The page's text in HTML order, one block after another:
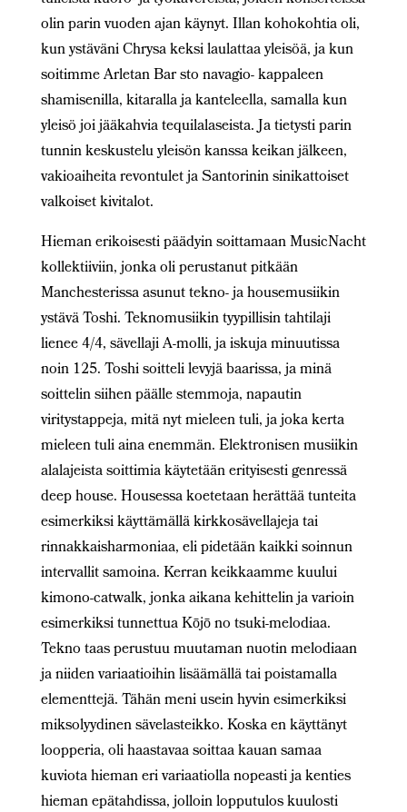
olin parin vuoden ajan käynyt. Illan kohokohtia oli,
kun ystäväni Chrysa keksi laulattaa yleisöä, ja kun
soitimme Arletan Bar sto navagio- kappaleen
shamisenilla, kitaralla ja kanteleella, samalla kun
yleisö joi jääkahvia tequilalaseista. Ja tietysti parin
tunnin keskustelu yleisön kanssa keikan jälkeen,
vakioaiheita revontulet ja Santorinin sinikattoiset
valkoiset kivitalot.
Hieman erikoisesti päädyin soittamaan MusicNacht
kollektiiviin, jonka oli perustanut pitkään
Manchesterissa asunut tekno- ja housemusiikin
ystävä Toshi. Teknomusiikin tyypillisin tahtilaji
lienee 4/4, sävellaji A-molli, ja iskuja minuutissa
noin 125. Toshi soitteli levyjä baarissa, ja minä
soittelin siihen päälle stemmoja, napautin
viritystappeja, mitä nyt mieleen tuli, ja joka kerta
mieleen tuli aina enemmän. Elektronisen musiikin
alalajeista soittimia käytetään erityisesti genressä
deep house. Housessa koetetaan herättää tunteita
esimerkiksi käyttämällä kirkkosävellajeja tai
rinnakkaisharmoniaa, eli pidetään kaikki soinnun
intervallit samoina. Kerran keikkaamme kuului
kimono-catwalk, jonka aikana kehittelin ja varioin
esimerkiksi tunnettua Kōjō no tsuki-melodiaa.
Tekno taas perustuu muutaman nuotin melodiaan
ja niiden variaatioihin lisäämällä tai poistamalla
elementtejä. Tähän meni usein hyvin esimerkiksi
miksolyydinen sävelasteikko. Koska en käyttänyt
loopperia, oli haastavaa soittaa kauan samaa
kuviota hieman eri variaatiolla nopeasti ja kenties
hieman epätahdissa, jolloin lopputulos kuulosti